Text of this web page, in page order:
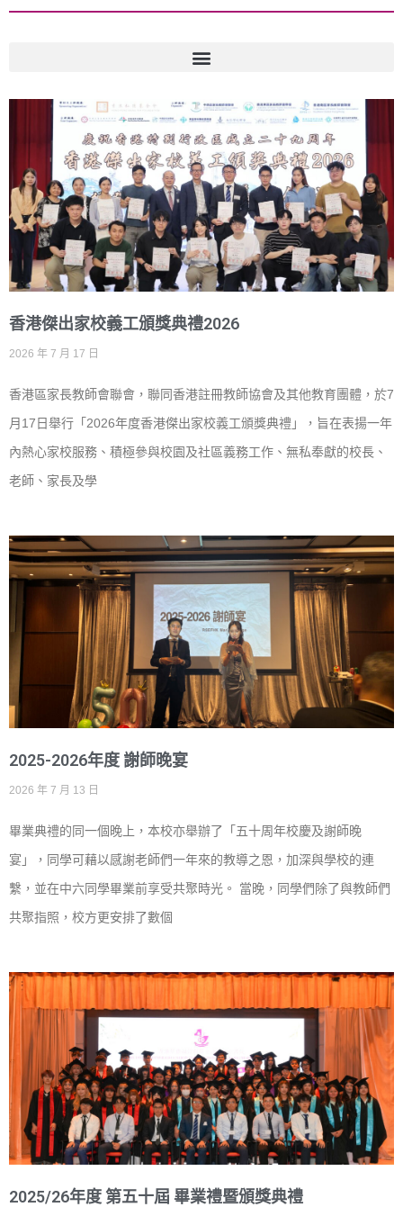
香港傑出家校義工頒獎典禮2026
2026 年 7 月 17 日
香港區家長教師會聯會，聯同香港註冊教師協會及其他教育團體，於7
月17日舉行「2026年度香港傑出家校義工頒獎典禮」，旨在表揚一年
內熱心家校服務、積極參與校園及社區義務工作、無私奉獻的校長、
老師、家長及學
2025-2026年度 謝師晚宴
2026 年 7 月 13 日
畢業典禮的同一個晚上，本校亦舉辦了「五十周年校慶及謝師晚
宴」，同學可藉以感謝老師們一年來的教導之恩，加深與學校的連
繫，並在中六同學畢業前享受共聚時光。 當晚，同學們除了與教師們
共聚指照，校方更安排了數個
2025/26年度 第五十屆 畢業禮暨頒獎典禮